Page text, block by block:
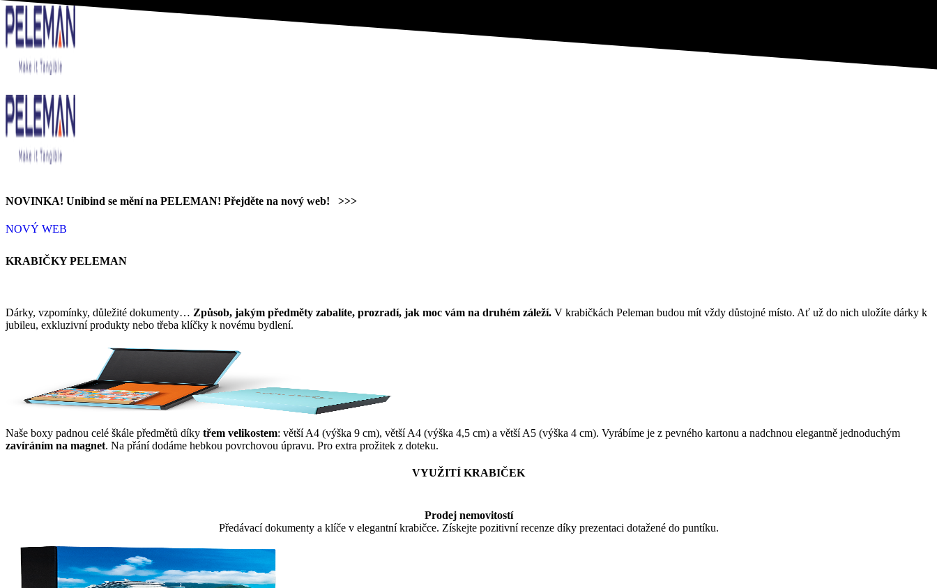
NOVINKA! Unibind se mění na PELEMAN! Přejděte na nový web! >>>
NOVÝ WEB
KRABIČKY PELEMAN
Dárky, vzpomínky, důležité dokumenty… Způsob, jakým předměty zabalíte, prozradí, jak moc vám na druhém záleží. V krabičkách Peleman budou mít vždy důstojné místo. Ať už do nich uložíte dárky k
jubileu, exkluzivní produkty nebo třeba klíčky k novému bydlení.
Naše boxy padnou celé škále předmětů díky třem velikostem: větší A4 (výška 9 cm), větší A4 (výška 4,5 cm) a větší A5 (výška 4 cm). Vyrábíme je z pevného kartonu a nadchnou elegantně jednoduchým
zavíráním na magnet. Na přání dodáme hebkou povrchovou úpravu. Pro extra prožitek z doteku.
VYUŽITÍ KRABIČEK
Prodej nemovitostí
Předávací dokumenty a klíče v elegantní krabičce. Získejte pozitivní recenze díky prezentaci dotažené do puntíku.